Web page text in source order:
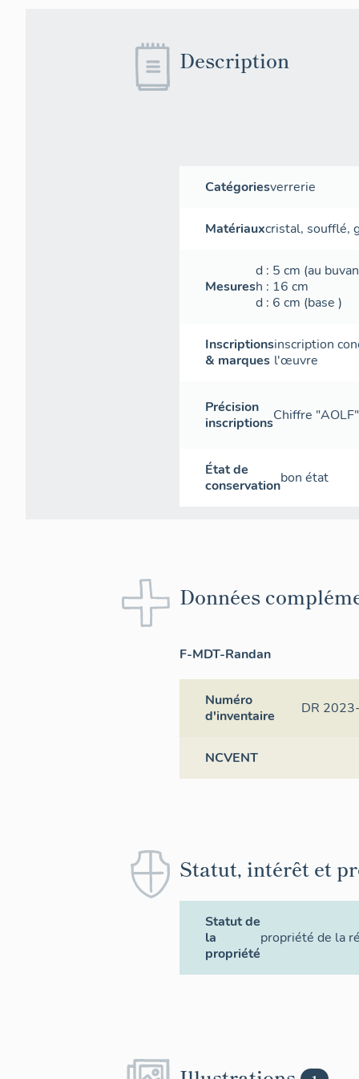
Description
Catégoriesverrerie
Matériauxcristal, soufflé,
Mesures
d : 5 cm (au
h : 16 cm
d : 6 cm (base )
Inscriptions
& marques
inscription
l'œuvre
Précision
inscriptionsChiffre
État de
conservationbon état
Données
F-MDT-Randan
Numéro
d'inventaire
DR
NCVENT
Statut, intérêt et
Statut de
la
propriété
propriété de la